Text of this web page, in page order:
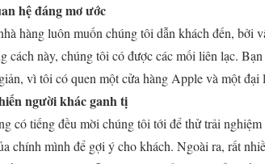
hệ đáng mơ ước
hàng luôn muốn chúng tôi dẫn khách đến, bởi
cách này, chúng tôi có được các mối liên lạc.
vì tôi có quen một cửa hàng Apple và một đại
người khác ganh tị
có tiếng đều mời chúng tôi tới để thử trải
chính mình để gợi ý cho khách. Ngoài ra, rất